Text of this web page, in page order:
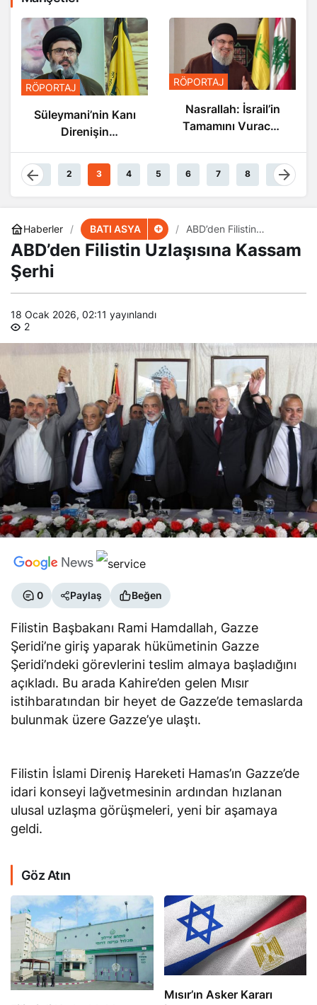
RÖPORTAJ
Nasrallah: İsrail’in
Tamamını Vuracak
Güçteyiz
RÖPORTAJ
Nasrallah: İsrail’in
Sonu Yakın
1 2 3 4 5 6 7 8 9
Haberler BATI ASYA
ABD’den Filistin
Uzlaşısına Kassam Şerhi
ABD’den Filistin Uzlaşısına Kassam
Şerhi
18 Ocak 2026, 02:11
yayınlandı
2
0 Paylaş Beğen
Filistin Başbakanı Rami Hamdallah, Gazze
Şeridi’ne giriş yaparak hükümetinin Gazze
Şeridi’ndeki görevlerini teslim almaya başladığını
açıkladı. Bu arada Kahire’den gelen Mısır
istihbaratından bir heyet de Gazze’de temaslarda
bulunmak üzere Gazze’ye ulaştı.
Filistin İslami Direniş Hareketi Hamas’ın Gazze’de
idari konseyi lağvetmesinin ardından hızlanan
ulusal uzlaşma görüşmeleri, yeni bir aşamaya
geldi.
Göz Atın
Mısır’ın Asker Kararı